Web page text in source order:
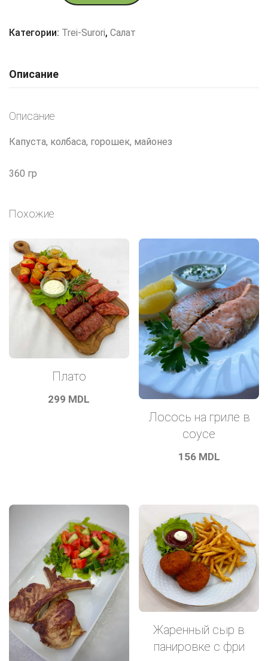
Категории: Trei-Surori, Салат
Описание
Описание
Капуста, колбаса, горошек, майонез
360 гр
Похожие
Плато
299 MDL
Лосось на гриле в
соусе
156 MDL
Жаренный сыр в
панировке с фри